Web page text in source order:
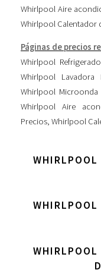
Whirlpool Aire
Whirlpool Calentador
Páginas de precios
Whirlpool
Whirlpool Lavadora
Whirlpool Microonda
Whirlpool Aire
Precios, Whirlpool